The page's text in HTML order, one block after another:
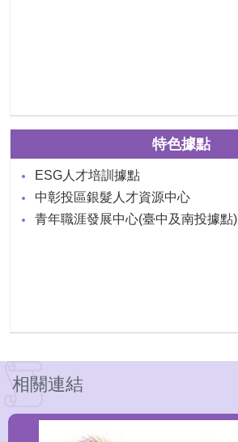
特色據點
ESG人才培訓據點
中彰投區銀髮人才資源中心
青年職涯發展中心(臺中及南投據點)
相關連結